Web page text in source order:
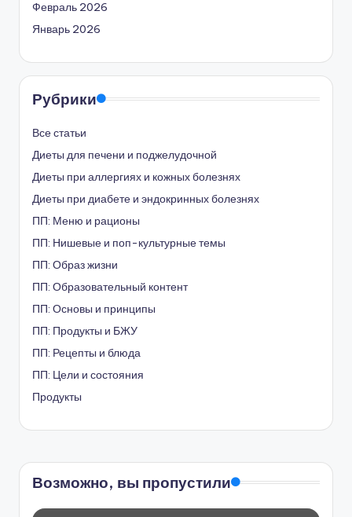
Февраль 2026
Январь 2026
Рубрики
Все статьи
Диеты для печени и поджелудочной
Диеты при аллергиях и кожных болезнях
Диеты при диабете и эндокринных болезнях
ПП: Меню и рационы
ПП: Нишевые и поп-культурные темы
ПП: Образ жизни
ПП: Образовательный контент
ПП: Основы и принципы
ПП: Продукты и БЖУ
ПП: Рецепты и блюда
ПП: Цели и состояния
Продукты
Возможно, вы пропустили